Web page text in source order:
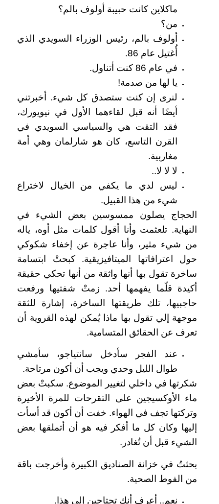
ماكلاين كانت حبيبة أولوف بالم؟
من؟
أولوف بالم، رئيس الوزراء السويدي الذي
أُغتيل عام 86.
في عام 86 كنت أتناول.
يا لها من صدمة!
لنرى إن كنت ستصدق كل شيء. أخبرتني
أيضًا أنه قبل لقاءهما الأول في نيويورك،
فقد التقت هي والسياسي السويدي في
القرن التاسع، كان هو شارلمان وهي أمة
مغاربية.
لا لا لا..
ليس لدي ما يكفي من الخيال لاختراع
شيء من هذا القبيل.
الحجاج يصلون ممسوسين بعض الشيء في
النهاية. تلعثمت وأنا أقول كلمات مثل أوه، ياله
من شيء مثير، وأنا عاجرة عن إخفاء شكوكي
حول اعترافاتها الميتافيزيقية. كبحتْ ابتسامة
ساخرة تقول بها أنها واثقة من أنها تحكي حقيقة
أكيدة قلّما يفهمها أحد. زمتْ شفتيها ورفعت
حاجبيها، تلك طريقتها الساخرة، إشارة للثقة
موجهة إلي تقول بها ماذا يُمكن لهذه القروية أن
تعرف عن الحقائق المتسامية.
عند الفجر سأدخل سانتياجو، سأمشي
طوال الليل وحدي ويجب أن أكون مرتاحة.
شكرتها في داخلي لتغيير الموضوع. سكبتْ بعض
ماء الأوكسيجين على التقرحات للمرة الأخيرة
وتركتها تجف في الهواء. خفت أن أكون قد أسأت
إليها وكان كل ما أفكر فيه هو أن أتملقها بعض
الشيء قبل أن تُغادر.
بحثتُ في خزانة الصناديق الكبيرة وأخرجت باقة
من الفوط الصحية.
نعم.. أعرف أنك تحتاجين إلى هذا.